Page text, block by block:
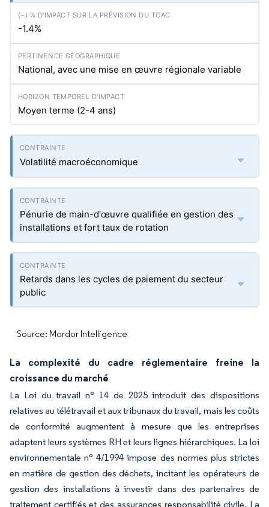
-1.4%
National, avec une mise en œuvre régionale variable
Moyen terme (2-4 ans)
Volatilité macroéconomique
Pénurie de main-d'œuvre qualifiée en gestion des
installations et fort taux de rotation
Retards dans les cycles de paiement du secteur
public
Source: Mordor Intelligence
La complexité du cadre réglementaire freine la
croissance du marché
La Loi du travail n° 14 de 2025 introduit des dispositions
relatives au télétravail et aux tribunaux du travail, mais les coûts
de conformité augmentent à mesure que les entreprises
adaptent leurs systèmes RH et leurs lignes hiérarchiques. La loi
environnementale n° 4/1994 impose des normes plus strictes
en matière de gestion des déchets, incitant les opérateurs de
gestion des installations à investir dans des partenaires de
traitement certifiés et des assurances responsabilité civile. La